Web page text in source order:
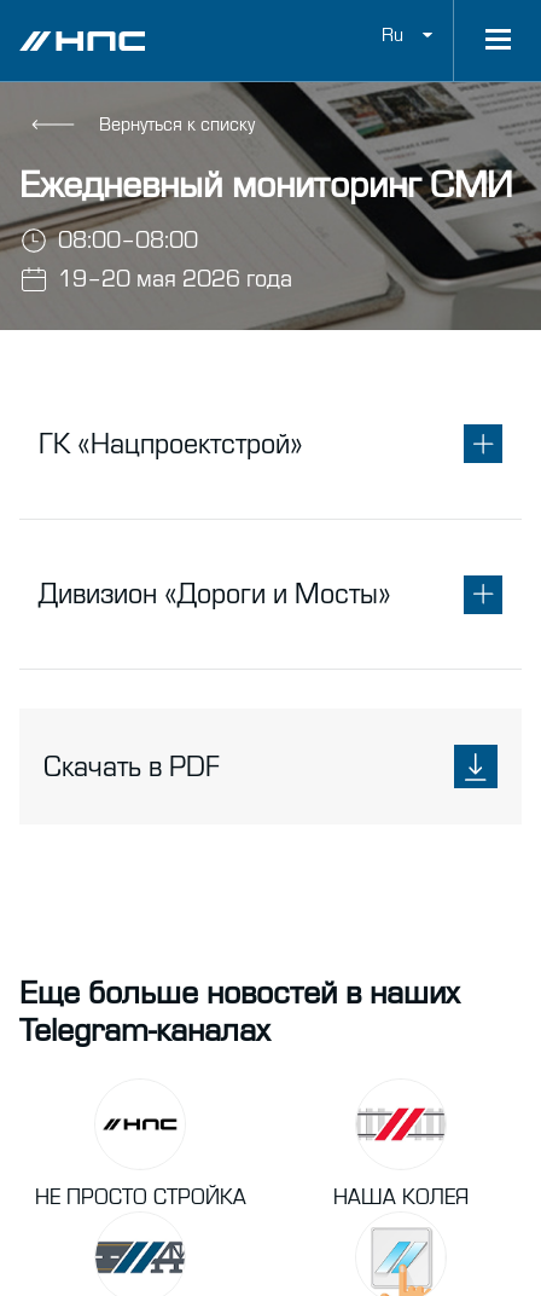
Ru
Вернуться к списку
Ежедневный мониторинг СМИ
08:00–08:00
19–20 мая 2026 года
ГК «Нацпроектстрой»
Дивизион «Дороги и Мосты»
Скачать в PDF
Еще больше новостей в наших
Telegram-каналах
НЕ ПРОСТО СТРОЙКА НАША КОЛЕЯ